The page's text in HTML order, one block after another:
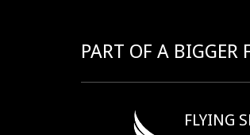
PART OF A BIGGER
FLYING